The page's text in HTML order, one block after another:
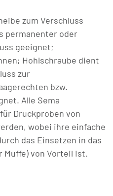
zum Verschluss
permanenter oder
geeignet;
Hohlschraube dient
zur
bzw.
Alle Sema
Druckproben von
wobei ihre einfache
das Einsetzen in das
Muffe) von Vorteil ist.